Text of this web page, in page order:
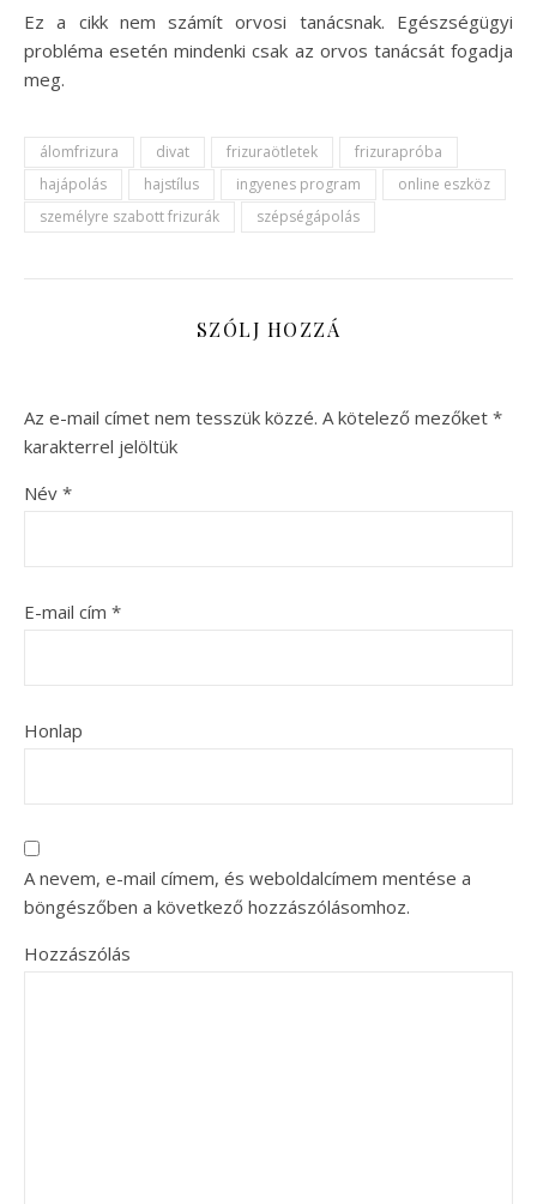
Ez a cikk nem számít orvosi tanácsnak. Egészségügyi
probléma esetén mindenki csak az orvos tanácsát fogadja
meg.
álomfrizura divat frizuraötletek
frizurapróba
hajápolás
hajstílus ingyenes program
online eszköz
személyre szabott frizurák
szépségápolás
SZÓLJ HOZZÁ
Az e-mail címet nem tesszük közzé. A kötelező mezőket *
karakterrel jelöltük
Név *
E-mail cím *
Honlap
A nevem, e-mail címem, és weboldalcímem mentése a
böngészőben a következő hozzászólásomhoz.
Hozzászólás